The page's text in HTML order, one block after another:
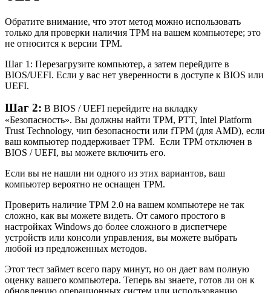
Обратите внимание, что этот метод можно использовать
только для проверки наличия TPM на вашем компьютере; это
не относится к версии TPM.
Шаг 1: Перезагрузите компьютер, а затем перейдите в
BIOS/UEFI. Если у вас нет уверенности в доступе к BIOS или
UEFI.
Шаг 2: В BIOS / UEFI перейдите на вкладку
«Безопасность». Вы должны найти TPM, PTT, Intel Platform
Trust Technology, чип безопасности или fTPM (для AMD), если
ваш компьютер поддерживает TPM. Если TPM отключен в
BIOS / UEFI, вы можете включить его.
Если вы не нашли ни одного из этих вариантов, ваш
компьютер вероятно не оснащен TPM.
Проверить наличие TPM 2.0 на вашем компьютере не так
сложно, как вы можете видеть. От самого простого в
настройках Windows до более сложного в диспетчере
устройств или консоли управления, вы можете выбрать
любой из предложенных методов.
Этот тест займет всего пару минут, но он дает вам полную
оценку вашего компьютера. Теперь вы знаете, готов ли он к
обновлению операционных систем или использованию